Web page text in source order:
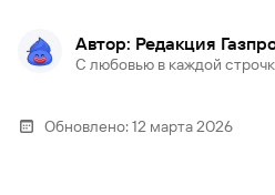
Автор: Редакция
С любовью в каждой
Обновлено:12 марта 2026